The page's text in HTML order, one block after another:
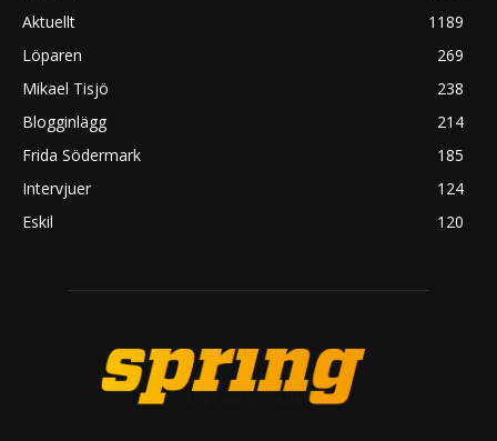
Aktuellt
1189
Löparen
269
Mikael Tisjö
238
Blogginlägg
214
Frida Södermark
185
Intervjuer
124
Eskil
120